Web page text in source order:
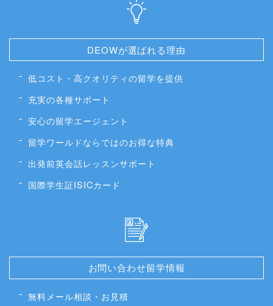
DEOWが選ばれる理由
低コスト・高クオリティの留学を提供
充実の各種サポート
安心の留学エージェント
留学ワールドならではのお得な特典
出発前英会話レッスンサポート
国際学生証ISICカード
お問い合わせ留学情報
無料メール相談・お見積